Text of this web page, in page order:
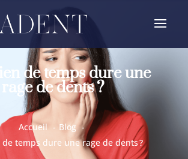
de temps dure une
rage de dents ?
Accueil
Blog
de temps dure une rage de dents ?